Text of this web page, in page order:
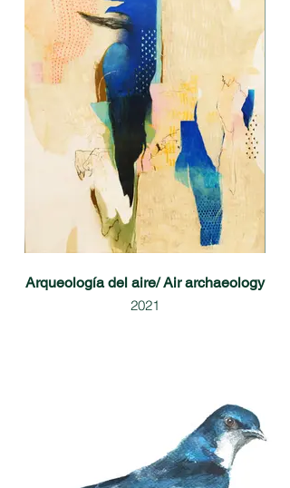
Arqueología del aire/ Air archaeology
2021